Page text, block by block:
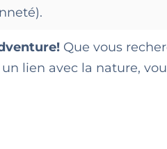
Que vous
lien avec la nature,